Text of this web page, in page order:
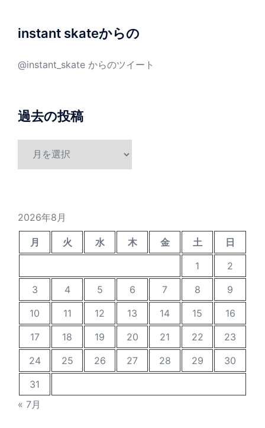
instant skateからの
@instant_skate からのツイート
過去の投稿
2026年8月
月 火 水 木 金 土
日
1
2
3
4 5 6 7 8
9
10
11 12 13 14 15
16
17
18 19 20 21 22
23
24
25 26 27 28 29
30
31
« 7月